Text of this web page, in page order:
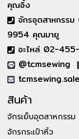
คุณอิ๋ง
จักรอุตสาหกรร
9954 คุณมายู
อะไหล่ 02-
@tcmsewing
สินค้า
จักรเย็บอุตสาหกรรม
จักรกระเป๋าหิ้ว